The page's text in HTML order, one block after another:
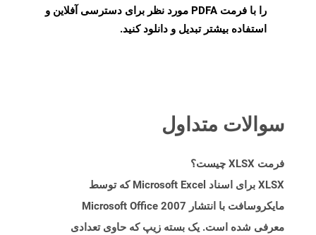
را با فرمت PDFA مورد نظر برای دسترسی آفلاین و
استفاده بیشتر تبدیل و دانلود کنید.
سوالات متداول
فرمت XLSX چیست؟
XLSX برای اسناد Microsoft Excel که توسط
مایکروسافت با انتشار Microsoft Office 2007
معرفی شده است. یک بسته زیپ که حاوی تعدادی